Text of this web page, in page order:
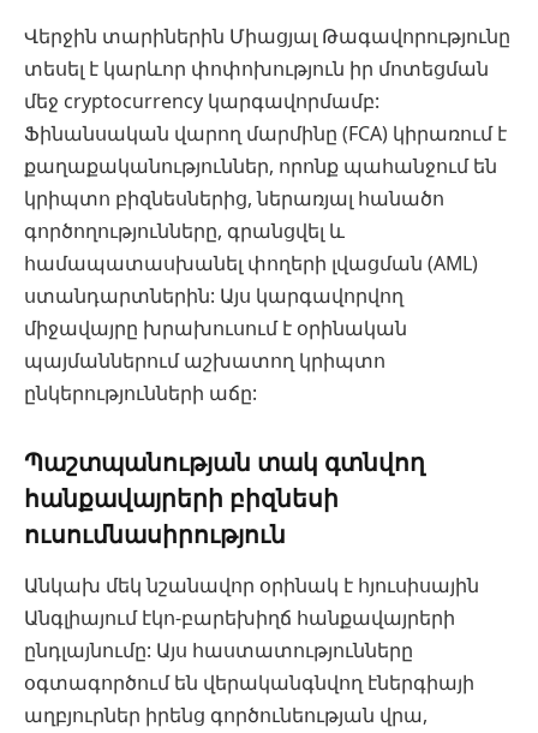
Վերջին տարիներին Միացյալ Թագավորությունը
տեսել է կարևոր փոփոխություն իր մոտեցման
մեջ cryptocurrency կարգավորմամբ:
Ֆինանսական վարող մարմինը (FCA) կիրառում է
քաղաքականություններ, որոնք պահանջում են
կրիպտո բիզնեսներից, ներառյալ հանածո
գործողությունները, գրանցվել և
համապատասխանել փողերի լվացման (AML)
ստանդարտներին: Այս կարգավորվող
միջավայրը խրախուսում է օրինական
պայմաններում աշխատող կրիպտո
ընկերությունների աճը:
Պաշտպանության տակ գտնվող
հանքավայրերի բիզնեսի
ուսումնասիրություն
Անկախ մեկ նշանավոր օրինակ է հյուսիսային
Անգլիայում էկո-բարեխիղճ հանքավայրերի
ընդլայնումը: Այս հաստատությունները
օգտագործում են վերականգնվող էներգիայի
աղբյուրներ իրենց գործունեության վրա,